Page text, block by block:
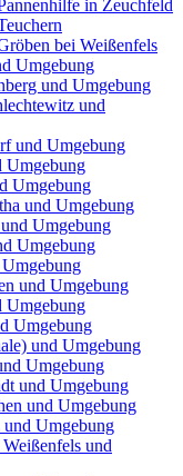
in Zeuchfeld
bei Weißenfels
Umgebung
und Umgebung
und
und Umgebung
Umgebung
Umgebung
und Umgebung
Umgebung
Umgebung
und Umgebung
Umgebung
Umgebung
und Umgebung
Umgebung
und Umgebung
und Umgebung
Umgebung
und